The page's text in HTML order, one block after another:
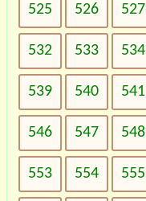
525 526 527
532 533 534
539 540 541
546 547 548
553 554 555